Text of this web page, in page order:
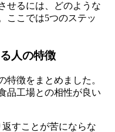
せるには、どのような
ここでは5つのステッ
人の特徴
特徴をまとめました。
品工場との相性が良い
すことが苦にならな